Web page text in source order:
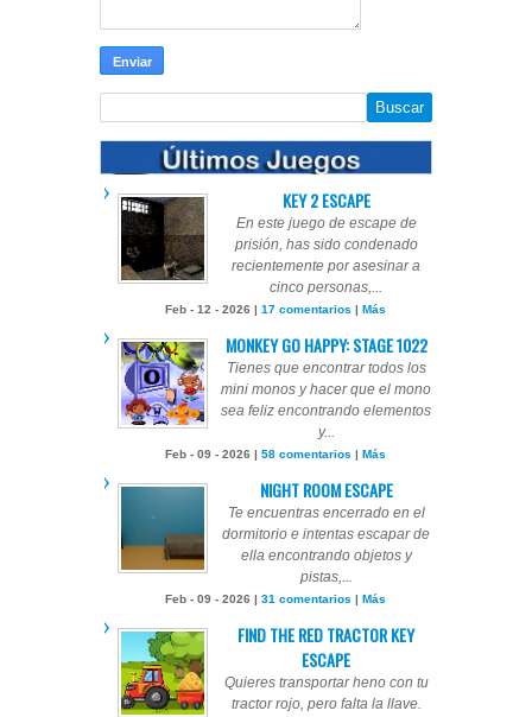
KEY 2 ESCAPE
En este juego de escape de
prisión, has sido condenado
recientemente por asesinar a
cinco personas,...
Feb - 12 - 2026 | 17 comentarios | Más
MONKEY GO HAPPY: STAGE 1022
Tienes que encontrar todos los
mini monos y hacer que el mono
sea feliz encontrando elementos
y...
Feb - 09 - 2026 | 58 comentarios | Más
NIGHT ROOM ESCAPE
Te encuentras encerrado en el
dormitorio e intentas escapar de
ella encontrando objetos y
pistas,...
Feb - 09 - 2026 | 31 comentarios | Más
FIND THE RED TRACTOR KEY
ESCAPE
Quieres transportar heno con tu
tractor rojo, pero falta la llave.